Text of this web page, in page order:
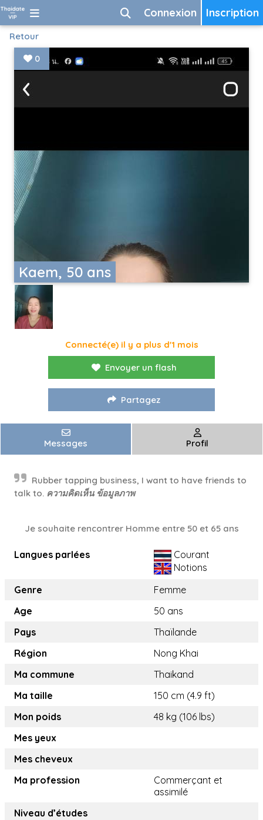
Inscription
Connexion
Retour
Kaem, 50 ans
0
Connecté(e) il y a plus d'1 mois
Envoyer un flash
Partagez
Messages Profil
Rubber tapping business, I want to have friends to
talk to. ความคิดเห็น ข้อมูลภาพ
Je souhaite rencontrer Homme entre 50 et 65 ans
Langues parlées
Courant
Notions
Genre
Femme
Age
50 ans
Pays
Thaïlande
Région
Nong Khai
Ma commune
Thaikand
Ma taille
150 cm (4.9 ft)
Mon poids
48 kg (106 lbs)
Mes yeux
Mes cheveux
Ma profession
Commerçant et
assimilé
Niveau d’études